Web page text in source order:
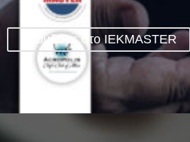
Σπούδασε στο IEKMASTER